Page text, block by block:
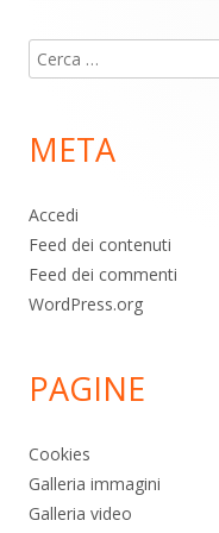
piè
pagina
Ricerca
per:
META
Accedi
Feed dei contenuti
Feed dei commenti
WordPress.org
PAGINE
Cookies
Galleria immagini
Galleria video